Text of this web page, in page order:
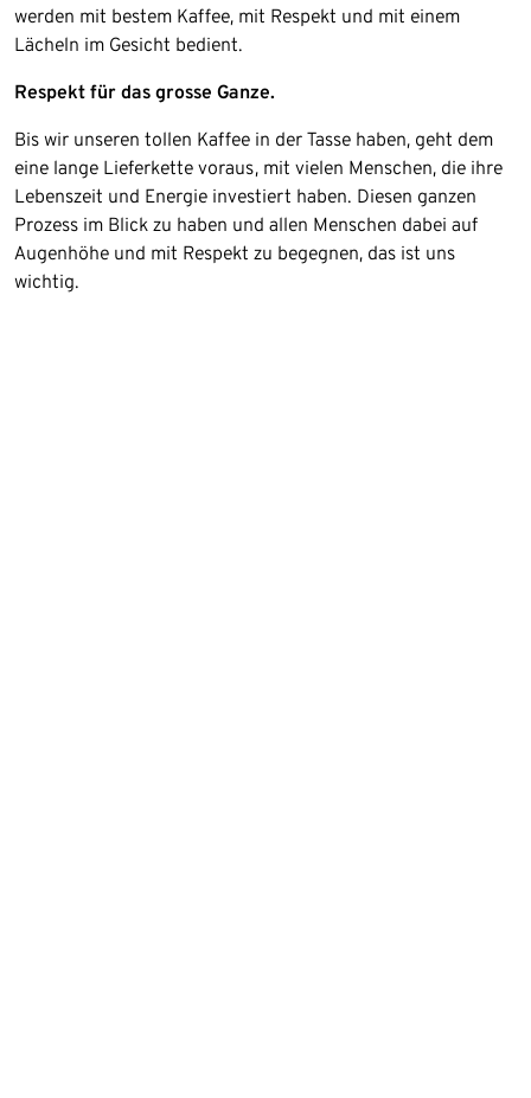
werden mit bestem Kaffee, mit Respekt und mit einem
Lächeln im Gesicht bedient.
Respekt für das grosse Ganze.
Bis wir unseren tollen Kaffee in der Tasse haben, geht dem
eine lange Lieferkette voraus, mit vielen Menschen, die ihre
Lebenszeit und Energie investiert haben. Diesen ganzen
Prozess im Blick zu haben und allen Menschen dabei auf
Augenhöhe und mit Respekt zu begegnen, das ist uns
wichtig.